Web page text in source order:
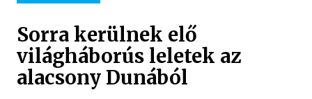
Sorra kerülnek elő
világháborús leletek az
alacsony Dunából